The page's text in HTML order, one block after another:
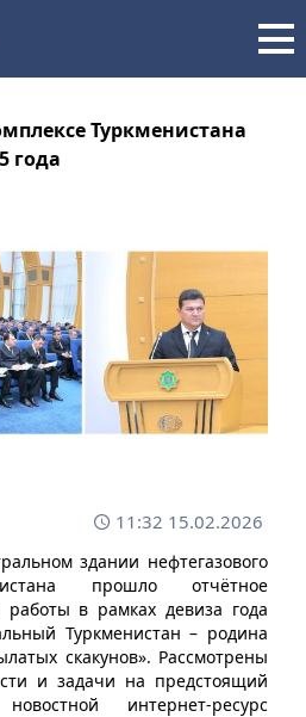
Туркменистана
года
11:32 15.02.2026
здании нефтегазового
прошло отчётное
в рамках девиза года
Туркменистан – родина
скакунов». Рассмотрены
и задачи на предстоящий
интернет-ресурс